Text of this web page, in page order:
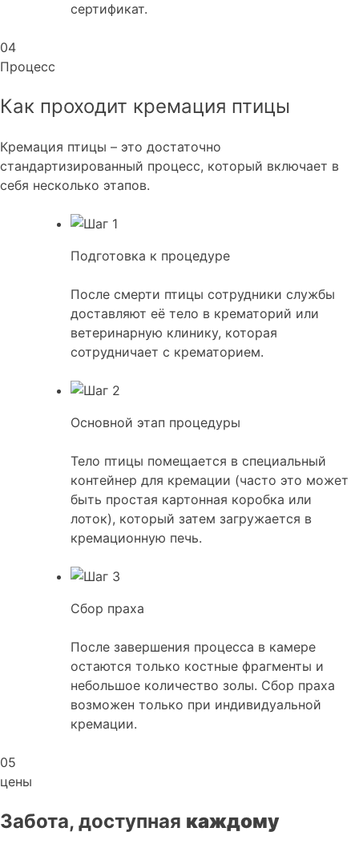
сертификат.
04
Процесс
Как проходит кремация птицы
Кремация птицы – это достаточно
стандартизированный процесс, который включает в
себя несколько этапов.
Подготовка к процедуре
После смерти птицы сотрудники службы
доставляют её тело в крематорий или
ветеринарную клинику, которая
сотрудничает с крематорием.
Основной этап процедуры
Тело птицы помещается в специальный
контейнер для кремации (часто это может
быть простая картонная коробка или
лоток), который затем загружается в
кремационную печь.
Сбор праха
После завершения процесса в камере
остаются только костные фрагменты и
небольшое количество золы. Сбор праха
возможен только при индивидуальной
кремации.
05
цены
Забота, доступная каждому